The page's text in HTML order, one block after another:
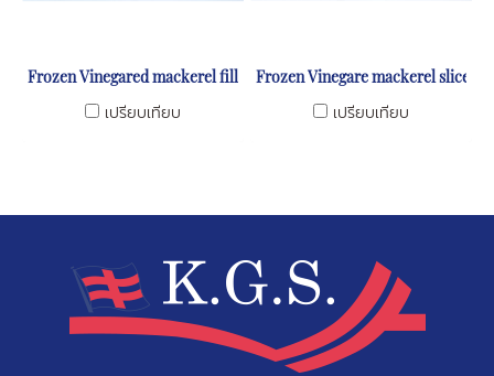
Frozen Vinegared mackerel fillet
เปรียบเทียบ
Frozen Vinegare mackerel slice
เปรียบเทียบ